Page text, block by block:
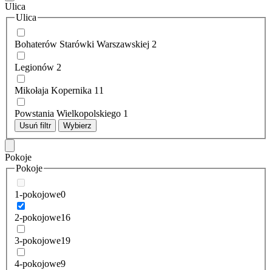
Ulica
Ulica
Bohaterów Starówki Warszawskiej 2
Legionów 2
Mikołaja Kopernika 11
Powstania Wielkopolskiego 1
Usuń filtr Wybierz
Pokoje
Pokoje
1-pokojowe0
2-pokojowe16
3-pokojowe19
4-pokojowe9